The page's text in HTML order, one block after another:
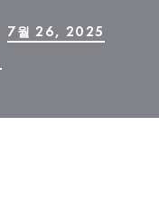
7월 26, 2025